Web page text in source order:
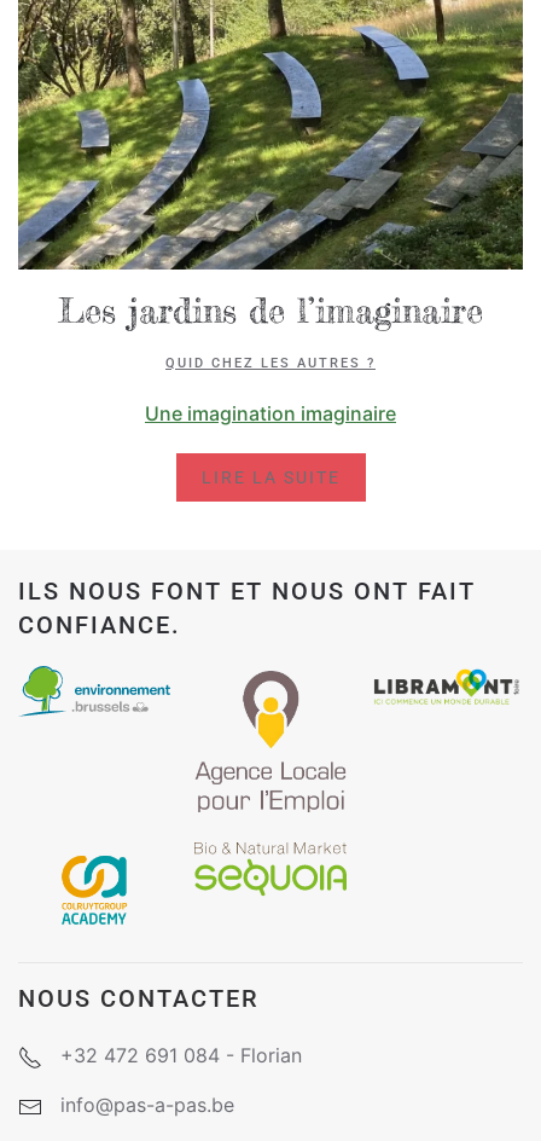
Les jardins de l’imaginaire
QUID CHEZ LES AUTRES ?
Une imagination imaginaire
LIRE LA SUITE
ILS NOUS FONT ET NOUS ONT FAIT
CONFIANCE.
NOUS CONTACTER
+32 472 691 084 - Florian
info@pas-a-pas.be